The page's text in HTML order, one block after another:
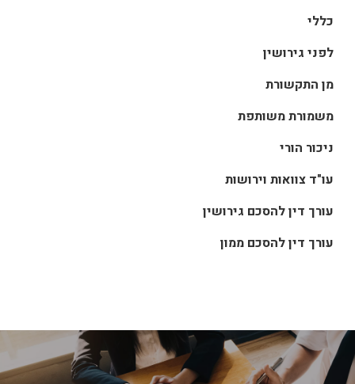
כללי
לפני גירושין
מן התקשורת
משמורת משותפת
ניכור הורי
עו"ד צוואות וירושות
עורך דין להסכם גירושין
עורך דין להסכם ממון